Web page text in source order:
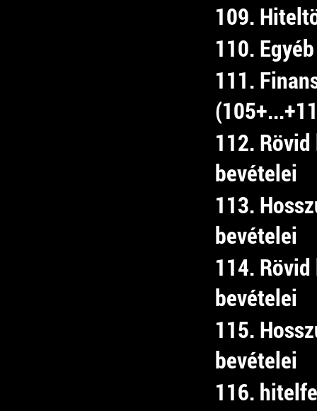
109.
110.
111.
112.
bevételei
113.
bevételei
114.
bevételei
115.
bevételei
116.